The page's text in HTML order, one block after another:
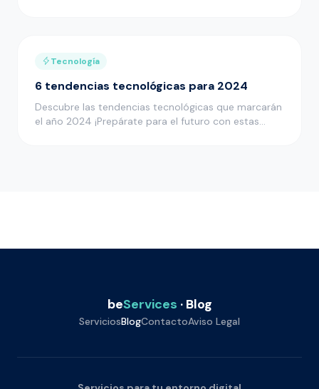
Tecnología
6 tendencias tecnológicas para 2024
Descubre las tendencias tecnológicas que marcarán
el año 2024 ¡Prepárate para el futuro con estas
beServices · Blog
ServiciosBlogContactoAviso Legal